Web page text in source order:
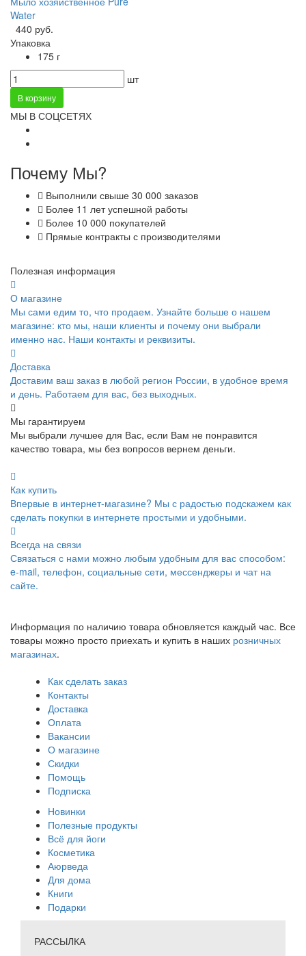
Water
440 руб.
Упаковка
175 г
шт
В корзину
МЫ В СОЦСЕТЯХ
Почему Мы?
Выполнили свыше 30 000 заказов
Более 11 лет успешной работы
Более 10 000 покупателей
Прямые контракты с производителями
Полезная информация
О магазине
Мы сами едим то, что продаем. Узнайте больше о нашем
магазине: кто мы, наши клиенты и почему они выбрали
именно нас. Наши контакты и реквизиты.
Доставка
Доставим ваш заказ в любой регион России, в удобное время
и день. Работаем для вас, без выходных.
Мы гарантируем
Мы выбрали лучшее для Вас, если Вам не понравится
качество товара, мы без вопросов вернем деньги.
Как купить
Впервые в интернет-магазине? Мы с радостью подскажем как
сделать покупки в интернете простыми и удобными.
Всегда на связи
Связаться с нами можно любым удобным для вас способом:
e-mail, телефон, социальные сети, мессенджеры и чат на
сайте.
Информация по наличию товара обновляется каждый час. Все
товары можно просто приехать и купить в наших розничных
магазинах.
Как сделать заказ
Контакты
Доставка
Оплата
Вакансии
О магазине
Скидки
Помощь
Подписка
Новинки
Полезные продукты
Всё для йоги
Косметика
Аюрведа
Для дома
Книги
Подарки
РАССЫЛКА